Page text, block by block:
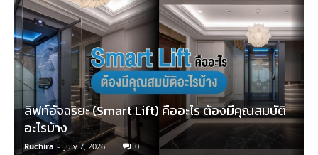
ลิฟท์อัจฉริยะ (Smart Lift) คืออะไร ต้องมีคุณสมบัติ
อะไรบ้าง
Ruchira - July 7, 2026 0